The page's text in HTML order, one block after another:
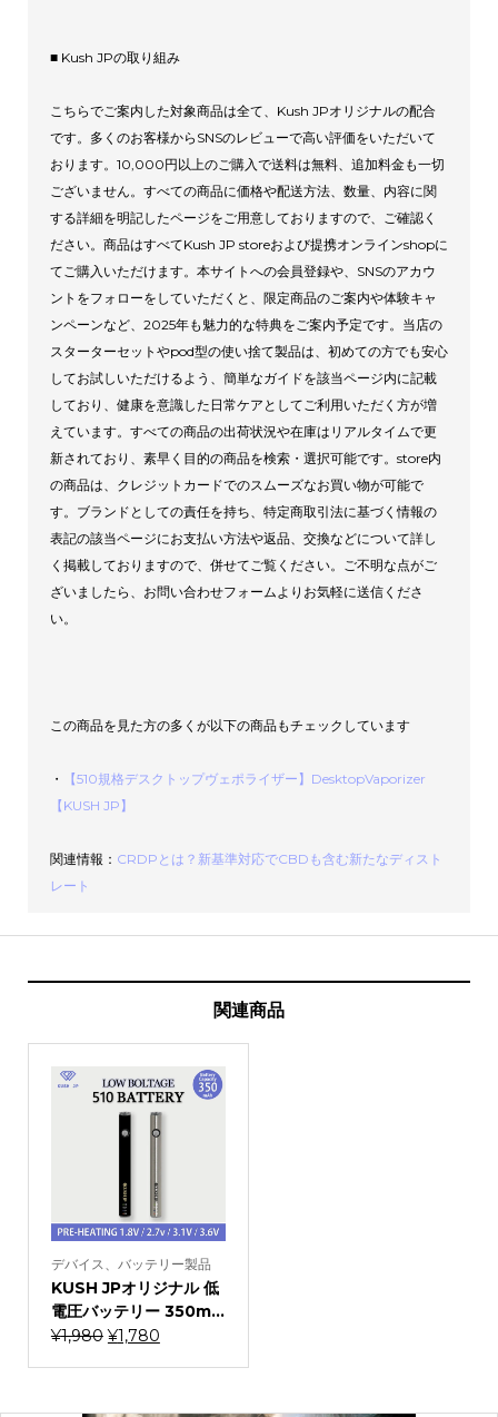
■ Kush JPの取り組み
こちらでご案内した対象商品は全て、Kush JPオリジナルの配合
です。多くのお客様からSNSのレビューで高い評価をいただいて
おります。10,000円以上のご購入で送料は無料、追加料金も一切
ございません。すべての商品に価格や配送方法、数量、内容に関
する詳細を明記したページをご用意しておりますので、ご確認く
ださい。商品はすべてKush JP storeおよび提携オンラインshopに
てご購入いただけます。本サイトへの会員登録や、SNSのアカウ
ントをフォローをしていただくと、限定商品のご案内や体験キャ
ンペーンなど、2025年も魅力的な特典をご案内予定です。当店の
スターターセットやpod型の使い捨て製品は、初めての方でも安心
してお試しいただけるよう、簡単なガイドを該当ページ内に記載
しており、健康を意識した日常ケアとしてご利用いただく方が増
えています。すべての商品の出荷状況や在庫はリアルタイムで更
新されており、素早く目的の商品を検索・選択可能です。store内
の商品は、クレジットカードでのスムーズなお買い物が可能で
す。ブランドとしての責任を持ち、特定商取引法に基づく情報の
表記の該当ページにお支払い方法や返品、交換などについて詳し
く掲載しておりますので、併せてご覧ください。ご不明な点がご
ざいましたら、お問い合わせフォームよりお気軽に送信くださ
い。
この商品を見た方の多くが以下の商品もチェックしています
・
【510規格デスクトップヴェポライザー】DesktopVaporizer
【KUSH JP】
関連情報： CRDPとは？新基準対応でCBDも含む新たなディスト
レート
関連商品
デバイス、バッテリー製品
KUSH JPオリジナル 低
電圧バッテリー 350m...
¥1,980元
¥1,780現